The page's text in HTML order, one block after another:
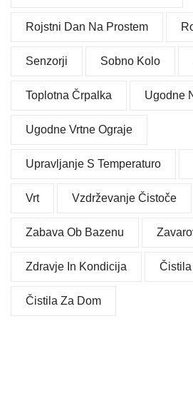
Rojstni Dan Na Prostem
Senzorji Sobno Kolo
Toplotna Črpalka Ugodne
Ugodne Vrtne Ograje
Upravljanje S Temperaturo
Vrt Vzdrževanje Čistoče
Zabava Ob Bazenu
Zdravje In Kondicija Čistila
Čistila Za Dom